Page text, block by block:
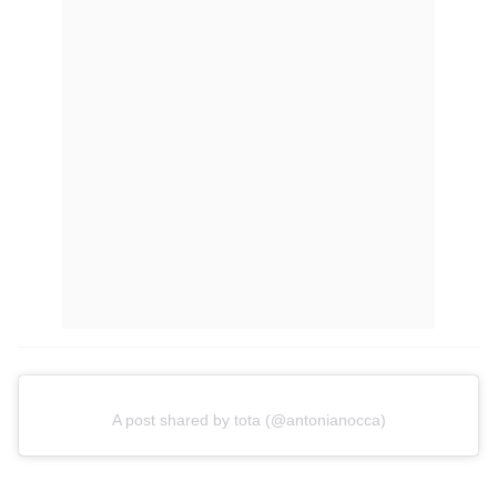
A post shared by tota (@antonianocca)